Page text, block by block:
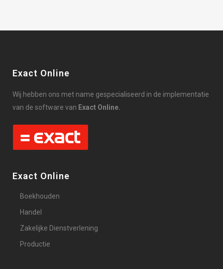
Exact Online
Wij hebben ons met name gespecialiseerd in de implementatie
van de software van Exact Online.
Exact Online
Boekhouden
Handel
Zakelijke Dienstverlening
Productie